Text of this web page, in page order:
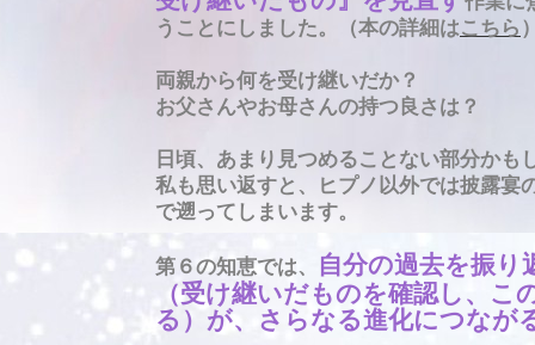
うことにしました。（本の詳細はこちら
両親から何を受け継いだか？
お父さんやお母さんの持つ良さは？
日頃、あまり見つめることない部分かも
私も思い返すと、
ヒプノ以外では披露宴
で遡ってしまいます。
第６の知恵では、
自分の過去を振り
（受け継いだものを確認し、こ
る）が、さらなる進化につなが